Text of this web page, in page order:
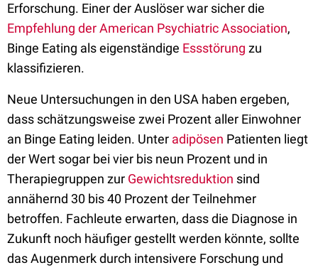
Erforschung. Einer der Auslöser war sicher die
Empfehlung der American Psychiatric Association,
Binge Eating als eigenständige Essstörung zu
klassifizieren.
Neue Untersuchungen in den USA haben ergeben,
dass schätzungsweise zwei Prozent aller Einwohner
an Binge Eating leiden. Unter adipösen Patienten liegt
der Wert sogar bei vier bis neun Prozent und in
Therapiegruppen zur Gewichtsreduktion sind
annähernd 30 bis 40 Prozent der Teilnehmer
betroffen. Fachleute erwarten, dass die Diagnose in
Zukunft noch häufiger gestellt werden könnte, sollte
das Augenmerk durch intensivere Forschung und